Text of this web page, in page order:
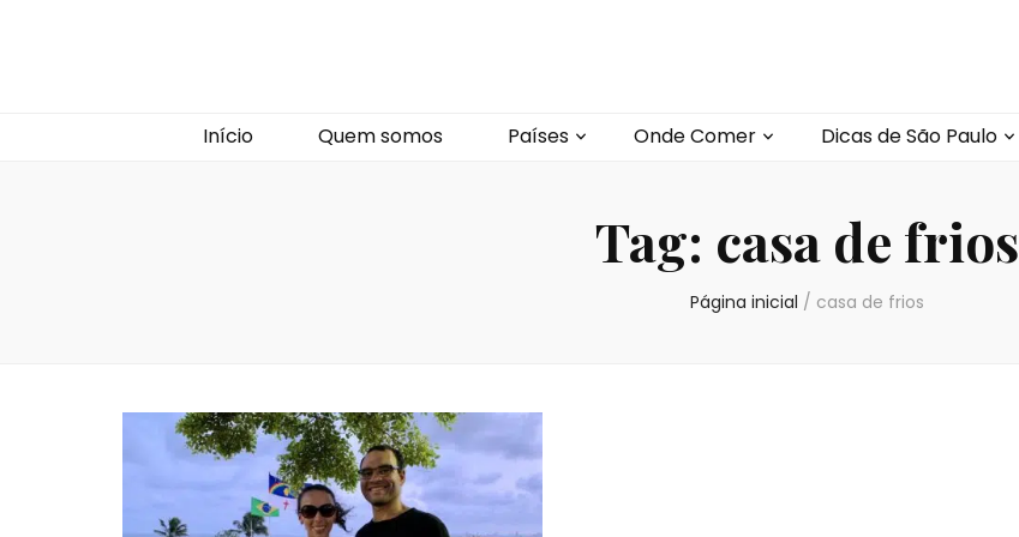
Início Quem somos Países Onde Comer Dicas de São Paulo
Tag: casa de frios
Página inicial / casa de frios